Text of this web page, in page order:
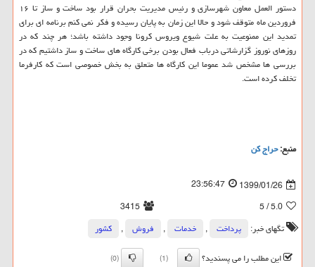
دستور العمل معاون شهرسازی و رئیس مدیریت بحران قرار بود ساخت و ساز تا ۱۶
فروردین ماه متوقف شود و حالا این زمان به پایان رسیده و فكر نمی كنم برنامه ای برای
تمدید این ممنوعیت به علت شیوع ویروس كرونا وجود داشته باشد؛ هر چند كه در
روزهای نوروز گزارشاتی درباب فعال بودن برخی كارگاه های ساخت و ساز داشتیم كه در
بررسی ها مشخص شد عموما این كارگاه ها متعلق به بخش خصوصی است كه كارفرما
تخلف كرده است.
منبع:حراج كن
1399/01/26
23:56:47
5.0
/ 5
3415
تگهای خبر:
پرداخت , خدمات , فروش ,
كشور
این مطلب را می پسندید؟
(1)
(0)